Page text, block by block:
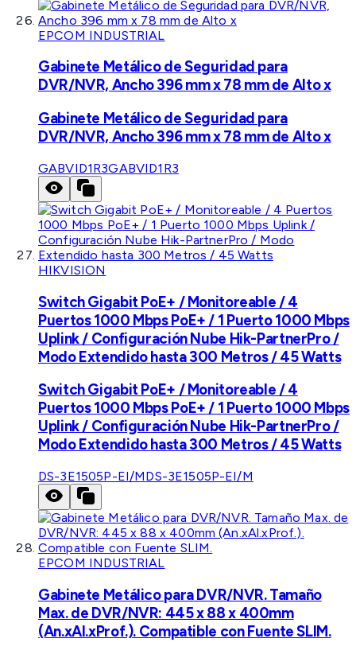
EPCOM INDUSTRIAL
Gabinete Metálico de Seguridad para
DVR/NVR, Ancho 396 mm x 78 mm de Alto x
Gabinete Metálico de Seguridad para
DVR/NVR, Ancho 396 mm x 78 mm de Alto x
GABVID1R3GABVID1R3
HIKVISION
Switch Gigabit PoE+ / Monitoreable / 4
Puertos 1000 Mbps PoE+ / 1 Puerto 1000 Mbps
Uplink / Configuración Nube Hik-PartnerPro /
Modo Extendido hasta 300 Metros / 45 Watts
Switch Gigabit PoE+ / Monitoreable / 4
Puertos 1000 Mbps PoE+ / 1 Puerto 1000 Mbps
Uplink / Configuración Nube Hik-PartnerPro /
Modo Extendido hasta 300 Metros / 45 Watts
DS-3E1505P-EI/MDS-3E1505P-EI/M
EPCOM INDUSTRIAL
Gabinete Metálico para DVR/NVR. Tamaño
Max. de DVR/NVR: 445 x 88 x 400mm
(An.xAl.xProf.). Compatible con Fuente SLIM.